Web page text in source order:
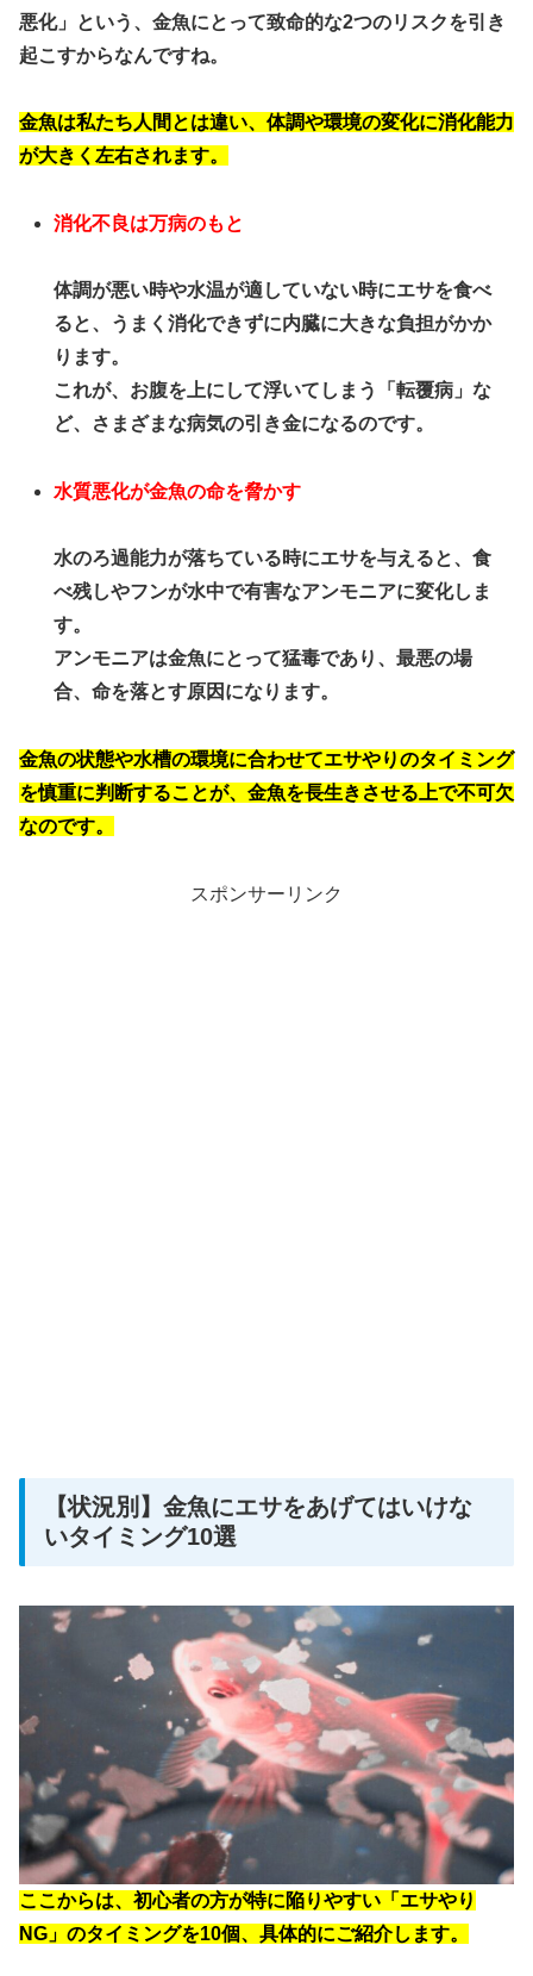
悪化」という、金魚にとって致命的な2つのリスクを引き
起こすからなんですね。
金魚は私たち人間とは違い、体調や環境の変化に消化能力
が大きく左右されます。
消化不良は万病のもと
体調が悪い時や水温が適していない時にエサを食べ
ると、うまく消化できずに内臓に大きな負担がかか
ります。
これが、お腹を上にして浮いてしまう「転覆病」な
ど、さまざまな病気の引き金になるのです。
水質悪化が金魚の命を脅かす
水のろ過能力が落ちている時にエサを与えると、食
べ残しやフンが水中で有害なアンモニアに変化しま
す。
アンモニアは金魚にとって猛毒であり、最悪の場
合、命を落とす原因になります。
金魚の状態や水槽の環境に合わせてエサやりのタイミング
を慎重に判断することが、金魚を長生きさせる上で不可欠
なのです。
スポンサーリンク
【状況別】金魚にエサをあげてはいけな
いタイミング10選
ここからは、初心者の方が特に陥りやすい「エサやり
NG」のタイミングを10個、具体的にご紹介します。